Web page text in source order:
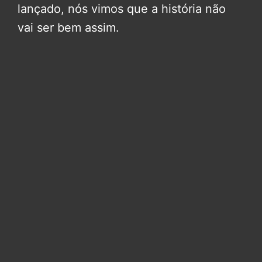
lançado, nós vimos que a história não
vai ser bem assim.